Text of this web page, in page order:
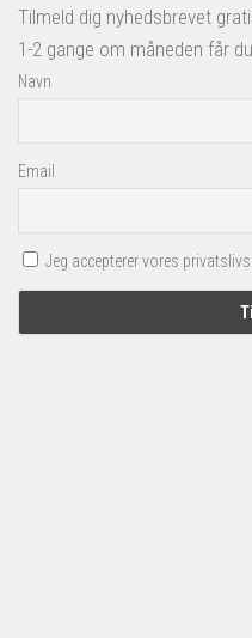
Tilmeld dig nyhedsbrevet
1-2 gange om måneden får
Navn
Email
Jeg accepterer vores